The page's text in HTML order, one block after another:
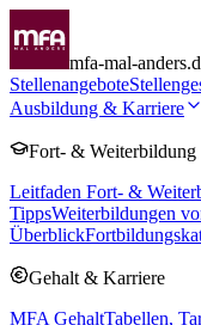
mfa-mal-
Stellenangebote
Ausbildung & Karriere
Fort- & Weiterbildung
Leitfaden Fort- &
TippsWeiterbildungen
Überblick
Gehalt & Karriere
MFA GehaltTabellen,